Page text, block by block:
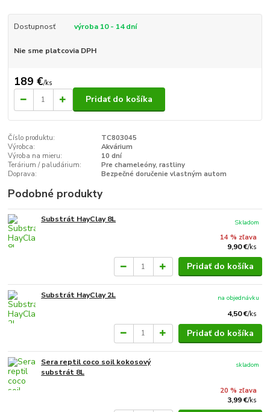
Dostupnosť výroba 10 - 14 dní
Nie sme platcovia DPH
189 €/ks
Pridať do košíka
Číslo produktu:
TC803045
Výrobca:
Akvárium
Výroba na mieru:
10 dní
Terárium / paludárium:
Pre chameleóny, rastliny
Doprava:
Bezpečné doručenie vlastným autom
Podobné produkty
Substrát HayClay 8L
14 % zľava
9,90 €/ks
Skladom
Pridať do košíka
Substrát HayClay 2L
4,50 €/ks
na objednávku
Pridať do košíka
Sera reptil coco soil kokosový
substrát 8L
20 % zľava
3,99 €/ks
skladom